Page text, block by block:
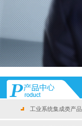
工业系统集成类产品